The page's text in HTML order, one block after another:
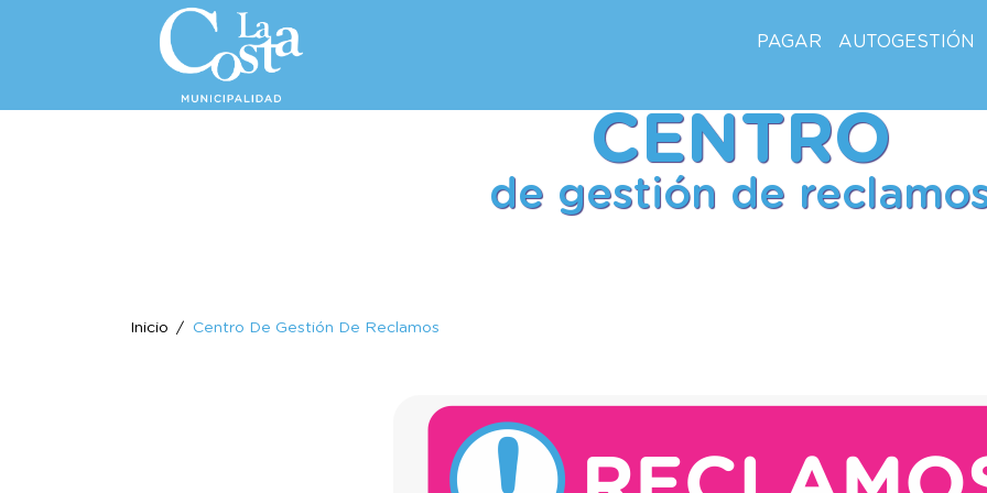
PAGAR AUTOGESTIÓN
CENTRO
de gestión de
Inicio Centro De Gestión De Reclamos